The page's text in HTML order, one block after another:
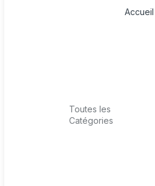
Toutes les
Catégories
Accueil